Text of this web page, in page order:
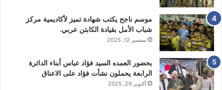
موسم ناجح يكتب شهادة تميز لأكاديمية مركز
شباب الأمل بقيادة الكابتن عربي.
سبتمبر 12, 2025
بحضور العمده السيد فؤاد عباس أبناء الدائرة
الرابعة يحملون نشأت فؤاد على الاعناق
أكتوبر 29, 2025